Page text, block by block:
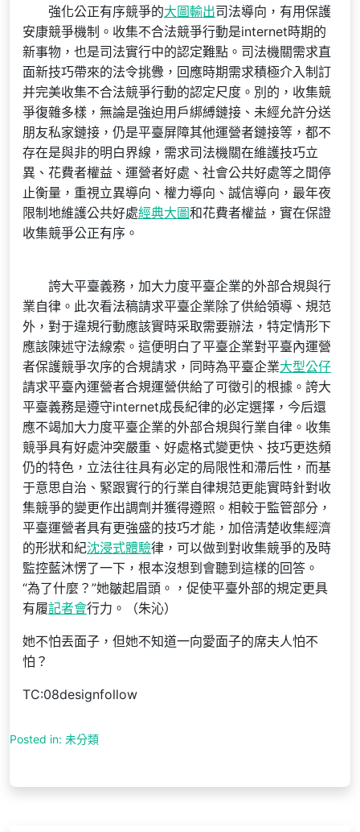
強化公正有序競爭的大圖輸出司法導向，有用保護
安康競爭機制。收集不合法競爭行動是internet時期的
新事物，也是司法實行中的認定難點。司法機關需求直
面新技巧帶來的法令挑釁，回應時期需求積極介入制訂
并完美收集不合法競爭行動的認定尺度。別的，收集競
爭復雜多樣，無論是強迫用戶綁縛鏈接、未經允許分送
朋友私家鏈接，仍是平臺屏障其他運營者鏈接等，都不
存在是與非的明白界線，需求司法機關在維護技巧立
異、花費者權益、運營者好處、社會公共好處等之間停
止衡量，重視立異導向、權力導向、誠信導向，最年夜
限制地維護公共好處經典大圖和花費者權益，實在保證
收集競爭公正有序。
誇大平臺義務，加大力度平臺企業的外部合規與行
業自律。此次看法稿請求平臺企業除了供給領導、規范
外，對于違規行動應該實時采取需要辦法，特定情形下
應該陳述守法線索。這便明白了平臺企業對平臺內運營
者保護競爭次序的合規請求，同時為平臺企業大型公仔
請求平臺內運營者合規運營供給了可徵引的根據。誇大
平臺義務是遵守internet成長紀律的必定選擇，今后還
應不竭加大力度平臺企業的外部合規與行業自律。收集
競爭具有好處沖突嚴重、好處格式變更快、技巧更迭頻
仍的特色，立法往往具有必定的局限性和滯后性，而基
于意思自治、緊跟實行的行業自律規范更能實時針對收
集競爭的變更作出調劑并獲得遵照。相較于監管部分，
平臺運營者具有更強盛的技巧才能，加倍清楚收集經濟
的形狀和紀沈浸式體驗律，可以做到對收集競爭的及時
監控藍沐愣了一下，根本沒想到會聽到這樣的回答。
“為了什麼？”她皺起眉頭。，促使平臺外部的規定更具
有履記者會行力。（朱沁）
她不怕丟面子，但她不知道一向愛面子的席夫人怕不
怕？
TC:08designfollow
Posted in: 未分類